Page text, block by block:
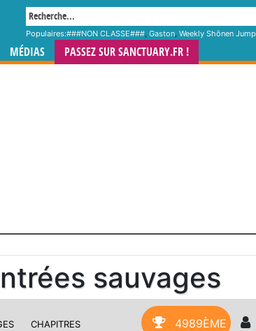
Populaires:###NON CLASSE###, Gaston, Weekly Shônen Jump
MÉDIAS PASSEZ SUR SANCTUARY.FR !
sauvages
CHAPITRES 4989ÈME